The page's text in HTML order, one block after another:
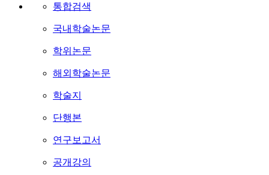
통합검색
국내학술논문
학위논문
해외학술논문
학술지
단행본
연구보고서
공개강의